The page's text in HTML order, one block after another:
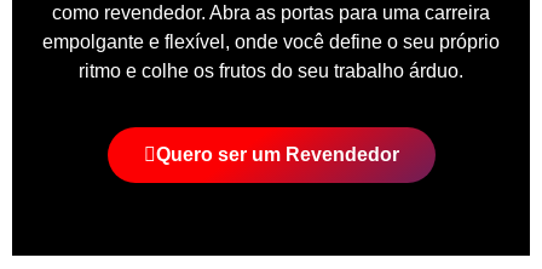
como revendedor. Abra as portas para uma carreira
empolgante e flexível, onde você define o seu próprio
ritmo e colhe os frutos do seu trabalho árduo.
Quero ser um Revendedor